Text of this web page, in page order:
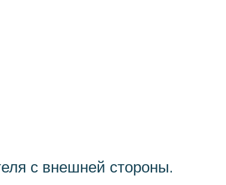
с внешней стороны.